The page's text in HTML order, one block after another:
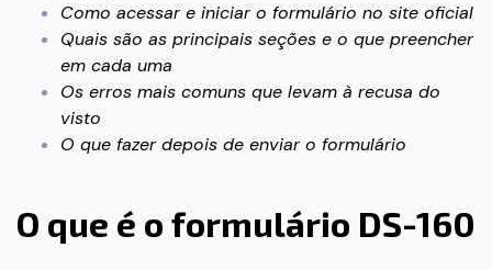
Como acessar e iniciar o formulário no site oficial
Quais são as principais seções e o que preencher
em cada uma
Os erros mais comuns que levam à recusa do
visto
O que fazer depois de enviar o formulário
O que é o formulário DS-160